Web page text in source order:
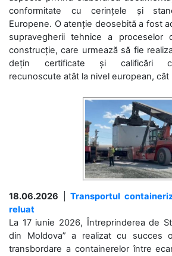
conformitate cu cerințele și
Europene. O atenție deosebită a fost
supravegherii tehnice a proceselor
construcție, care urmează să fie
dețin certificate și calificări
recunoscute atât la nivel european, cât
18.06.2026
Transportul
reluat
La 17 iunie 2026, Întreprinderea de
din Moldova” a realizat cu succes
transbordare a containerelor între